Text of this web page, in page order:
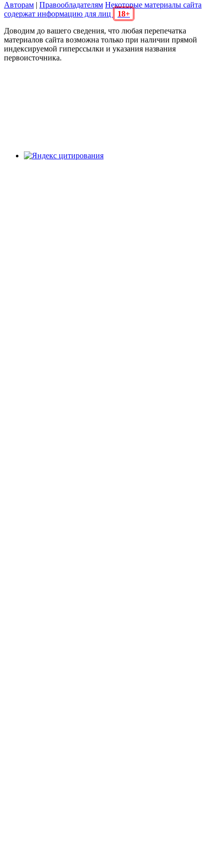
Авторам | Правообладателям Некоторые материалы сайта
содержат информацию для лиц
18+
Доводим до вашего сведения, что любая перепечатка
материалов сайта возможна только при наличии прямой
индексируемой гиперссылки и указания названия
первоисточника.